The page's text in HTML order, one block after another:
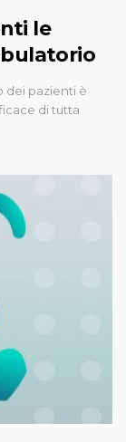
le
dei pazienti è
di tutta